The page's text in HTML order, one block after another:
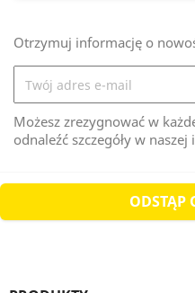
Otrzymuj informację o
Możesz zrezygnować w
odnaleźć szczegóły w
ODSTĄP